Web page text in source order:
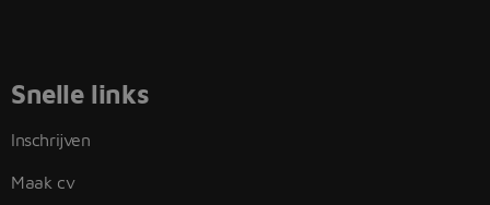
Snelle links
Inschrijven
Maak cv